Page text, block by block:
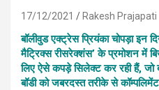
17/12/2021 Rakesh Prajapati
बॉलीवुड एक्ट्रेस प्रियंका चोपड़ा इन
मैट्रिक्स रीसरेक्शंस’ के प्रमोशन में
लिए ऐसे कपड़े सिलेक्ट कर रही हैं, जो
बॉडी को जबरदस्त तरीके से